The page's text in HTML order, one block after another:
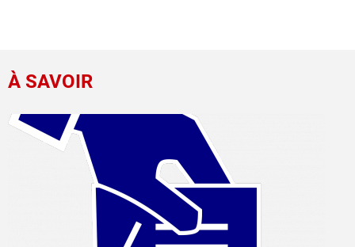
À SAVOIR